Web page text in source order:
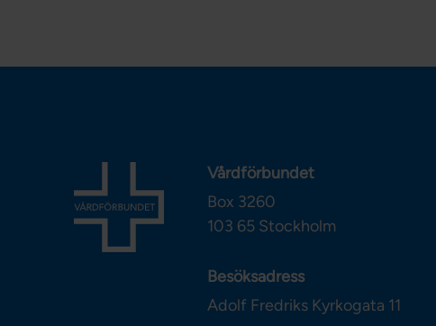
Vårdförbundet
Box 3260
103 65 Stockholm
Besöksadress
Adolf Fredriks Kyrkogata 11